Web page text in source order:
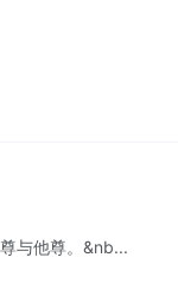
与他尊。&nb...